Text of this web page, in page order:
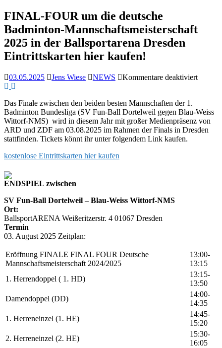
FINAL-FOUR um die deutsche
Badminton-Mannschaftsmeisterschaft
2025 in der Ballsportarena Dresden
Eintrittskarten hier kaufen!
03.05.2025 Jens Wiese NEWS Kommentare deaktiviertfür
die
Das Finale zwischen den beiden besten Mannschaften der 1.
Badminton Bundesliga (SV Fun-Ball Dortelweil gegen Blau-Weiss
Wittorf-NMS) wird in diesem Jahr mit großer Medienpräsenz von
ARD und ZDF am 03.08.2025 im Rahmen der Finals in Dresden
stattfinden. Tickets könnt ihr unter folgendem Link kaufen.
kostenlose Eintrittskarten hier kaufen
ENDSPIEL zwischen
SV Fun-Ball Dortelweil – Blau-Weiss Wittorf-NMS
Ort:
BallsportARENA Weißeritzerstr. 4 01067 Dresden
Termin
03. August 2025 Zeitplan:
Eröffnung FINALE FINAL FOUR Deutsche
Mannschaftsmeisterschaft 2024/2025
13:00-
13:15
1. Herrendoppel ( 1. HD)
13:15-
13:50
Damendoppel (DD)
14:00-
14:35
1. Herreneinzel (1. HE)
14:45-
15:20
2. Herreneinzel (2. HE)
15:30-
16:05